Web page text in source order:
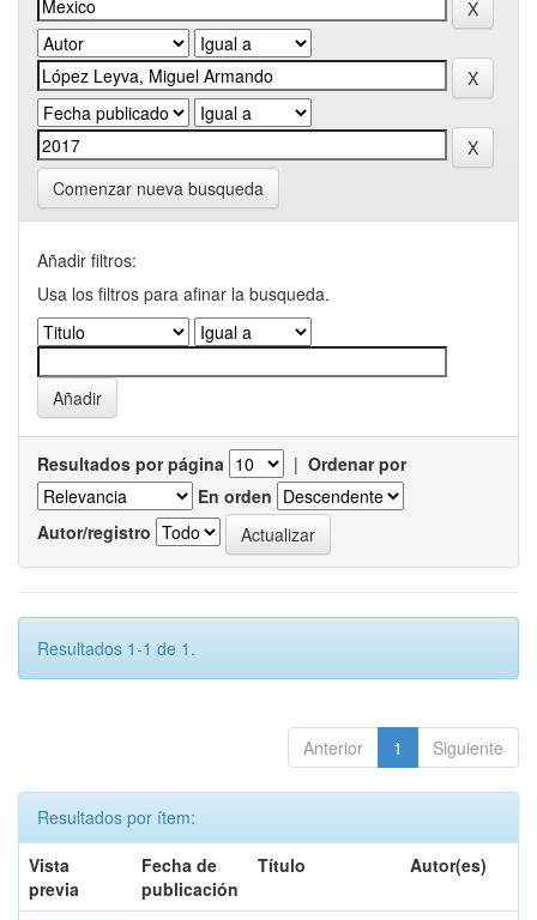
Comenzar nueva busqueda
Añadir filtros:
Usa los filtros para afinar la busqueda.
Resultados por página | Ordenar por
En orden
Autor/registro
Resultados 1-1 de 1.
Anterior 1 Siguiente
Resultados por ítem:
Vista
previa
Fecha de
publicación
Título Autor(es)